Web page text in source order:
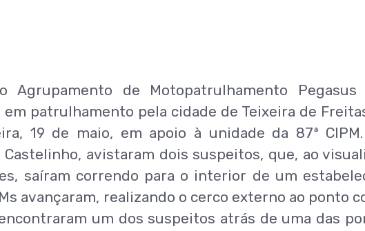
Agrupamento de Motopatrulhamento Pegasus
patrulhamento pela cidade de Teixeira de
19 de maio, em apoio à unidade da 87ª CIPM.
avistaram dois suspeitos, que, ao
saíram correndo para o interior de um
avançaram, realizando o cerco externo ao ponto
um dos suspeitos atrás de uma das